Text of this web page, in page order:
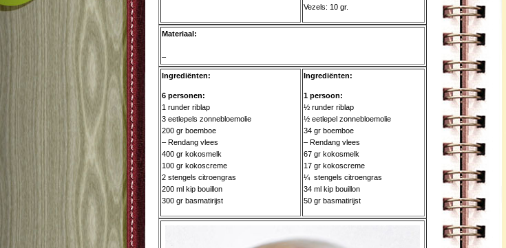
Vezels: 10 gr.
Materiaal:
–
Ingrediënten:
6 personen:
1 runder riblap
3 eetlepels zonnebloemolie
200 gr boemboe
– Rendang vlees
400 gr kokosmelk
100 gr kokoscreme
2 stengels citroengras
200 ml kip bouillon
300 gr basmatirijst
Ingrediënten:
1 persoon:
½ runder riblap
½ eetlepel zonnebloemolie
34 gr boemboe
– Rendang vlees
67 gr kokosmelk
17 gr kokoscreme
¼ stengels citroengras
34 ml kip bouillon
50 gr basmatirijst